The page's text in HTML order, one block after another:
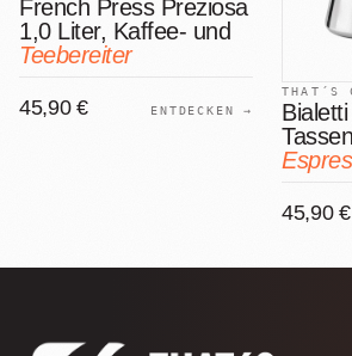
French Press Preziosa
1,0 Liter, Kaffee- und
Teebereiter
45,90 € ENTDECKEN →
THAT´S
45,90 €